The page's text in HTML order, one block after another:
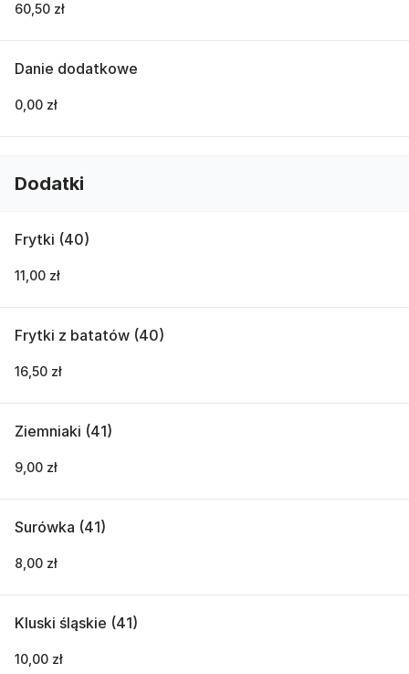
60,50 zł
Danie dodatkowe
0,00 zł
Dodatki
Frytki (40)
11,00 zł
Frytki z batatów (40)
16,50 zł
Ziemniaki (41)
9,00 zł
Surówka (41)
8,00 zł
Kluski śląskie (41)
10,00 zł